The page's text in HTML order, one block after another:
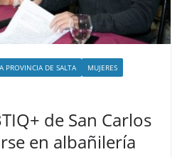
PROVINCIA DE SALTA MUJERES
de San Carlos
en albañilería